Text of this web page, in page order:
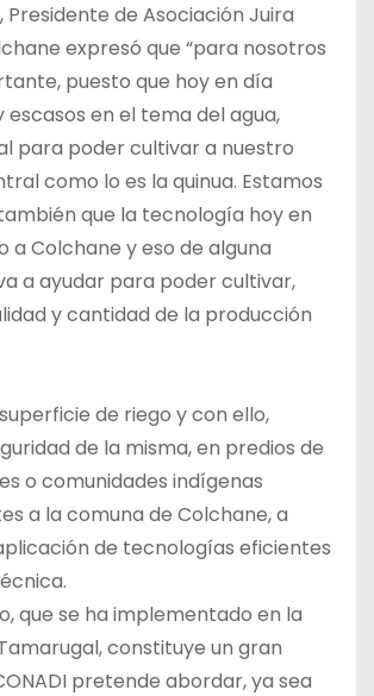
Presidente de Asociación Juira
expresó que “para nosotros
puesto que hoy en día
escasos en el tema del agua,
para poder cultivar a nuestro
como lo es la quinua. Estamos
que la tecnología hoy en
a Colchane y eso de alguna
a ayudar para poder cultivar,
y cantidad de la producción
de riego y con ello,
de la misma, en predios de
o comunidades indígenas
a la comuna de Colchane, a
de tecnologías eficientes
que se ha implementado en la
constituye un gran
pretende abordar, ya sea